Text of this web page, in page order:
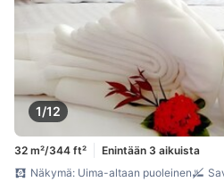
1/12
32 m²/344 ft²
Enintään 3 aikuista
Näkymä: Uima-altaan puoleinen